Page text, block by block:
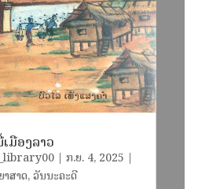
ມືອງລາວ
| ກ.ຍ. 4, 2025 |
ສາດ,ວັນນະຄະດີ